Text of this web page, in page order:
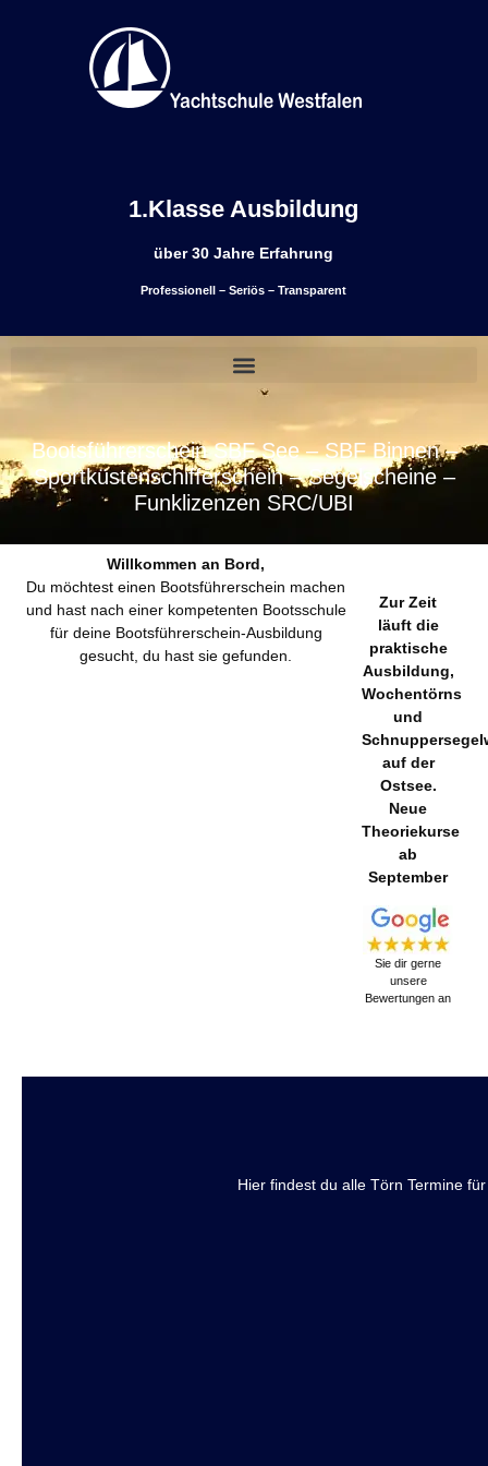
1.Klasse Ausbildung
über 30 Jahre Erfahrung
Professionell – Seriös – Transparent
Bootsführerschein SBF See – SBF Binnen –
Sportküstenschifferschein – Segelscheine –
Funklizenzen SRC/UBI
Willkommen an Bord,
Du möchtest einen Bootsführerschein machen
und hast nach einer kompetenten Bootsschule
für deine Bootsführerschein-Ausbildung
gesucht, du hast sie gefunden.
Zur Zeit
läuft die
praktische
Ausbildung,
Wochentörns
und
auf der
Ostsee.
Neue
Theoriekurse
ab
September
Sie dir gerne
unsere
Bewertungen an
Hier findest du alle Törn Termine